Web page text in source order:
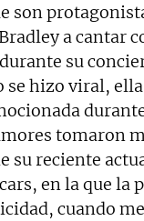
son
a cantar
su
se hizo viral,
tomaron
su reciente
en la que la
cuando